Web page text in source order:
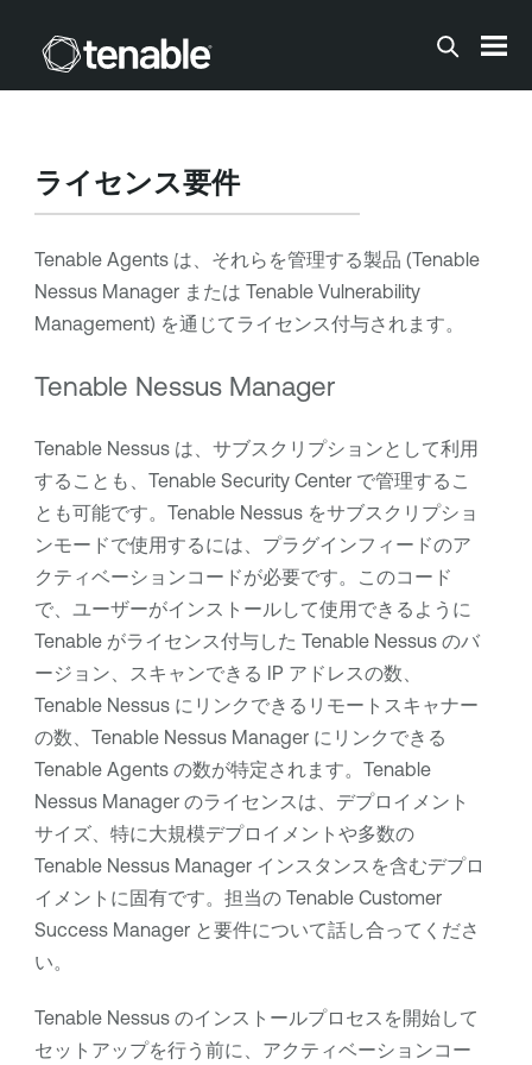
メインコンテンツに移動する
ライセンス要件
Tenable Agentsは、それらを管理する製品 (Tenable
Nessus Managerまたは Tenable Vulnerability
Management) を通じてライセンス付与されます。
Tenable Nessus Manager
Tenable Nessusは、サブスクリプションとして利用
することも、 Tenable Security Centerで管理するこ
とも可能です。 Tenable Nessusをサブスクリプショ
ンモードで使用するには、プラグインフィードのア
クティベーションコードが必要です。このコード
で、ユーザーがインストールして使用できるように
Tenableがライセンス付与した Tenable Nessusのバ
ージョン、スキャンできる IP アドレスの数、
Tenable Nessusにリンクできるリモートスキャナー
の数、 Tenable Nessus Managerにリンクできる
Tenable Agentsの数が特定されます。 Tenable
Nessus Managerのライセンスは、デプロイメント
サイズ、特に大規模デプロイメントや多数の
Tenable Nessus Managerインスタンスを含むデプロ
イメントに固有です。担当の TenableCustomer
Success Manager と要件について話し合ってくださ
い。
Tenable Nessusのインストールプロセスを開始して
セットアップを行う前に、アクティベーションコー